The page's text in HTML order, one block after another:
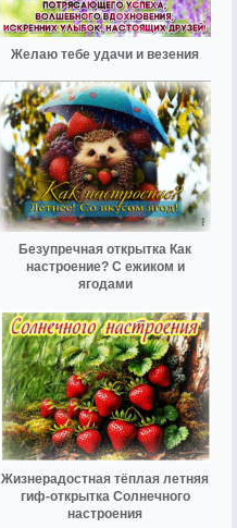
Желаю тебе удачи и везения
Безупречная открытка Как
настроение? С ежиком и
ягодами
Жизнерадостная тёплая летняя
гиф-открытка Солнечного
настроения